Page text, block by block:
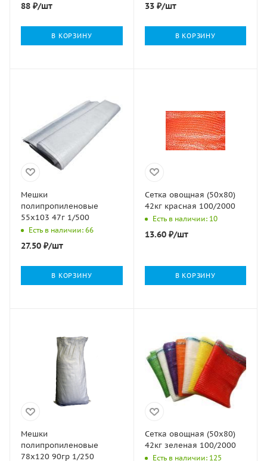
88 ₽/шт
В КОРЗИНУ
33₽/шт
В КОРЗИНУ
Мешки
полипропиленовые
55х103 47г 1/500
Есть в наличии: 66
27.50 ₽/шт
В КОРЗИНУ
Сетка овощная (50х80)
42кг красная 100/2000
Есть в наличии: 10
13.60₽/шт
В КОРЗИНУ
Мешки
полипропиленовые
78х120 90гр 1/250
Сетка овощная (50х80)
42кг зеленая 100/2000
Есть в наличии: 125